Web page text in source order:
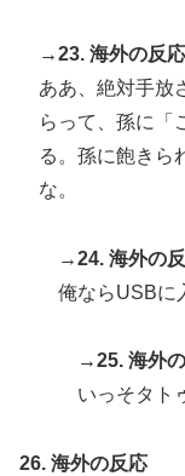
→23. 海外の反応
ああ、絶対手放
らって、孫に「
る。孫に飽きら
な。
→24. 海外の
俺ならUSBに
→25. 海外
いっそタト
26. 海外の反応